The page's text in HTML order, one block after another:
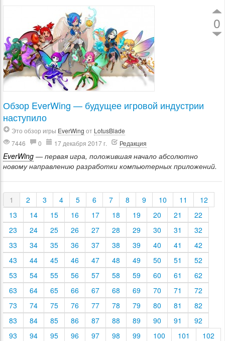
0
Обзор EverWing — будущее игровой индустрии
наступило
Это обзор игры EverWing от LotusBlade
7446
0 17 декабря 2017 г. Редакция
EverWing — первая игра, положившая начало абсолютно
новому направлению разработки компьютерных приложений.
1 2 3 4 5 6 7 8 9 10 11
12
13
14 15 16 17 18 19 20 21
22
23
24 25 26 27 28 29 30 31
32
33
34 35 36 37 38 39 40 41
42
43
44 45 46 47 48 49 50 51
52
53
54 55 56 57 58 59 60 61
62
63
64 65 66 67 68 69 70 71
72
73
74 75 76 77 78 79 80 81
82
83
84 85 86 87 88 89 90 91
92
93
94 95 96 97 98 99 100 101
102